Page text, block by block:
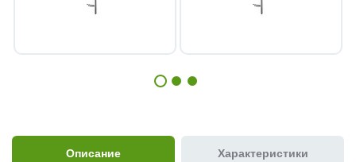
Описание Характеристики